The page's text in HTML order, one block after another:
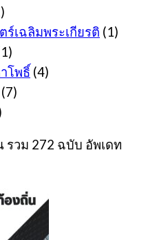
ร์เฉลิมพระเกียรติ (1)
โพธิ์ (4)
(7)
รวม 272 ฉบับ อัพเดท